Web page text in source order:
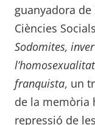
guanyadora de
Ciències
Sodomites,
franquista, un
de la memòria
repressió de